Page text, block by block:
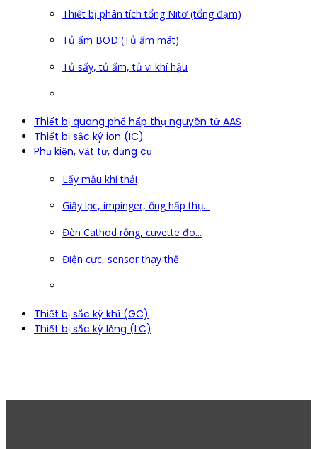
Thiết bị phân tích tổng Nitơ (tổng đạm)
Tủ ấm BOD (Tủ ấm mát)
Tủ sấy, tủ ấm, tủ vi khí hậu
Thiết bị quang phổ hấp thụ nguyên tử AAS
Thiết bị sắc ký ion (IC)
Phụ kiện, vật tư, dụng cụ
Lấy mẫu khí thải
Giấy lọc, impinger, ống hấp thụ...
Đèn Cathod rỗng, cuvette đo...
Điện cực, sensor thay thế
Thiết bị sắc ký khí (GC)
Thiết bị sắc ký lỏng (LC)